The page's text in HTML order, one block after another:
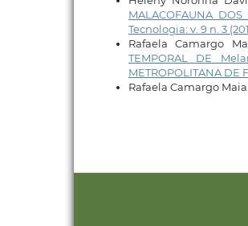
MALACOFAUNA
Tecnologia: v. 9 n. 3
Rafaela Camargo
TEMPORAL DE
METROPOLITANA DE
Rafaela Camargo Maia,